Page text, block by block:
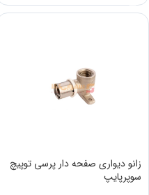
زانو دیواری صفحه دار پرسی توپیچ
سوپرپایپ